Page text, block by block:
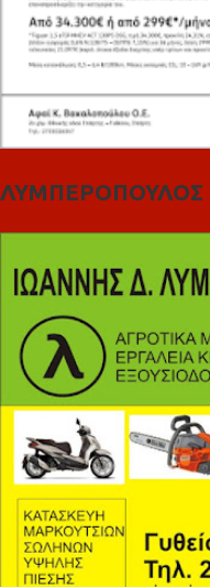
ΛΥΜΠΕΡΟΠΟΥΛΟΣ